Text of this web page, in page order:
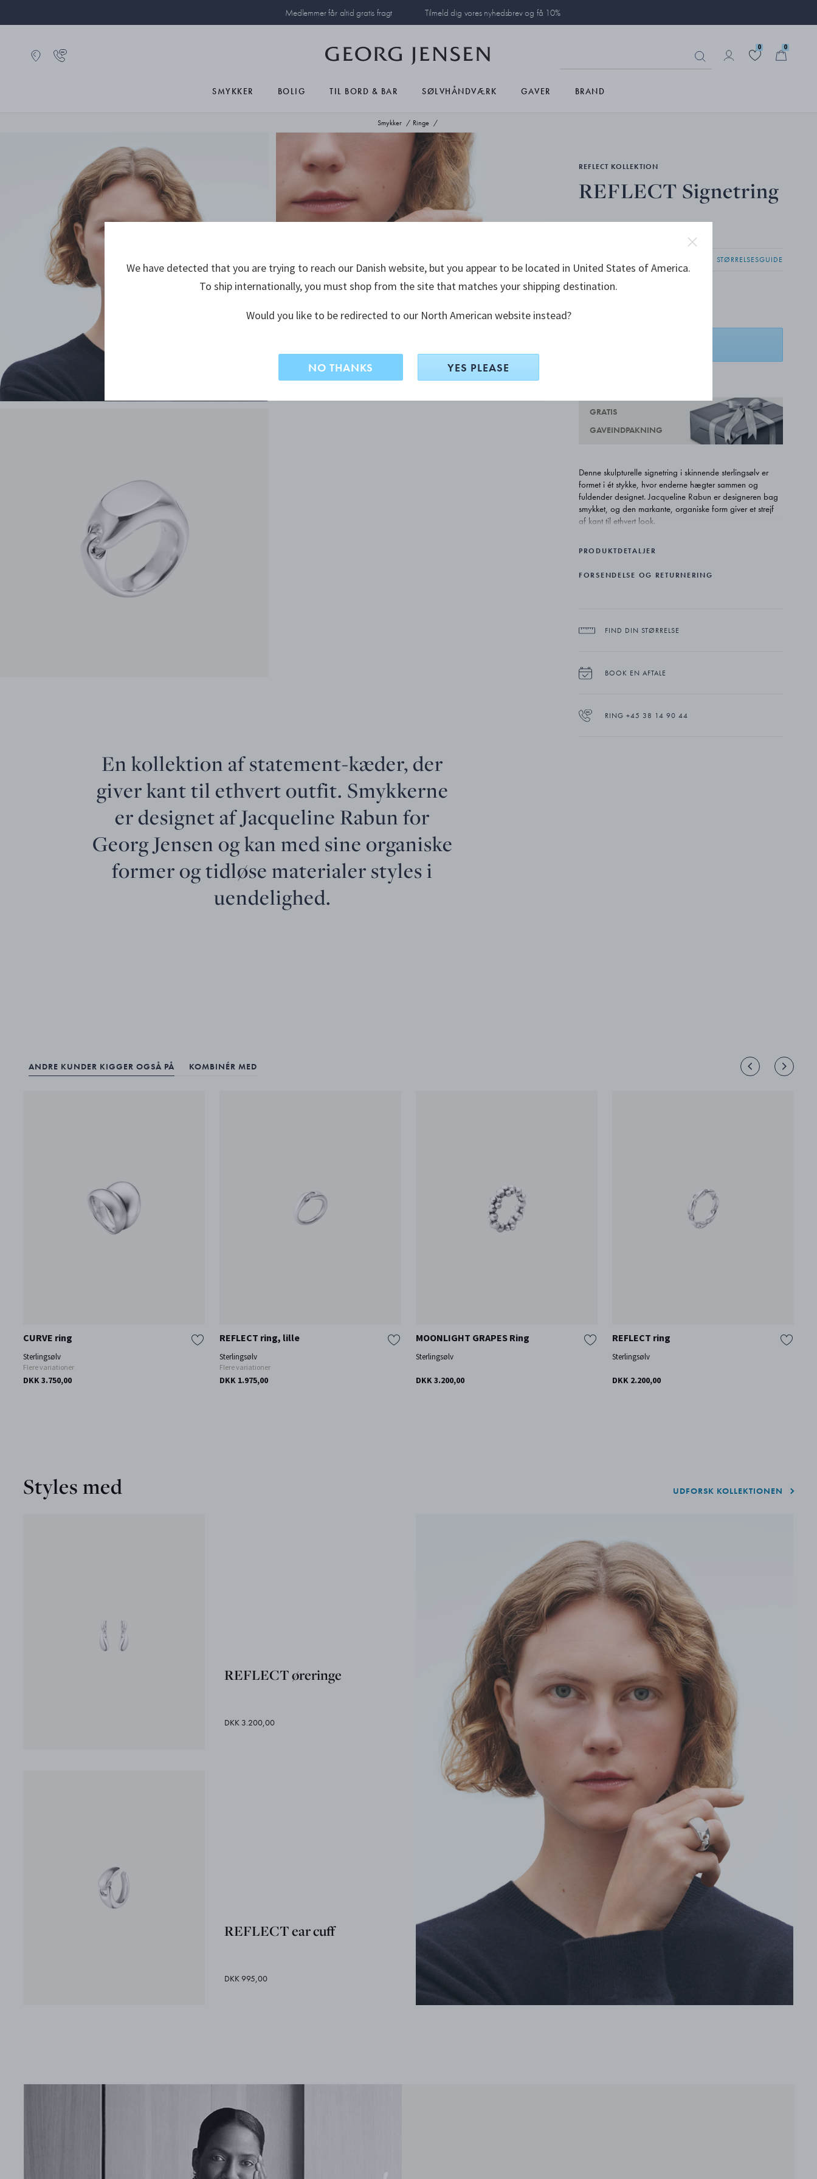
Medlemmer får altid gratis fragt Tilmeld dig vores nyhedsbrev og få 10%
0 0
SMYKKER BOLIG TIL BORD & BAR SØLVHÅNDVÆRK GAVER BRAND
Smykker Ringe
En kollektion af statement-kæder, der
giver kant til ethvert outfit. Smykkerne
er designet af Jacqueline Rabun for
Georg Jensen og kan med sine organiske
former og tidløse materialer styles i
uendelighed.
REFLECT KOLLEKTION
REFLECT Signetring
STØRRELSESGUIDE
GRATIS
GAVEINDPAKNING
Denne skulpturelle signetring i skinnende sterlingsølv er
formet i ét stykke, hvor enderne hægter sammen og
fuldender designet. Jacqueline Rabun er designeren bag
smykket, og den markante, organiske form giver et strejf
af kant til ethvert look.
PRODUKTDETALJER
FORSENDELSE OG RETURNERING
FIND DIN STØRRELSE
BOOK EN AFTALE
RING +45 38 14 90 44
ANDRE KUNDER KIGGER OGSÅ PÅ KOMBINÉR MED
CURVE ring
Sterlingsølv
Flere variationer
DKK 3.750,00
REFLECT ring, lille
Sterlingsølv
Flere variationer
DKK 1.975,00
MOONLIGHT GRAPES Ring
Sterlingsølv
DKK 3.200,00
REFLECT ring
Sterlingsølv
DKK 2.200,00
UDFORSK KOLLEKTIONEN
Styles med
REFLECT øreringe
DKK 3.200,00
REFLECT ear cuff
DKK 995,00
We have detected that you are trying to reach our Danish website, but you appear to be located in United States of America.
To ship internationally, you must shop from the site that matches your shipping destination.
Would you like to be redirected to our North American website instead?
NO THANKS YES PLEASE